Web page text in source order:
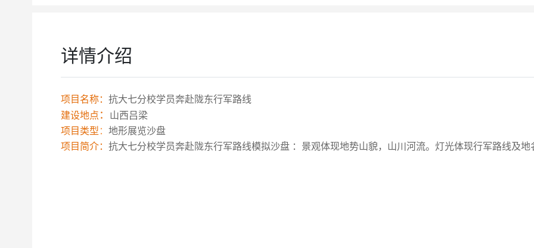
详情介绍
项目名称： 抗大七分校学员奔赴陇东行军路线
建设地点 ：
山西吕梁
项目类型 ： 地形展览沙盘
项目简介： 抗大七分校学员奔赴陇东行军路线模拟沙盘 ：景观体现地势山貌，山川河流。灯光体现行军路线及